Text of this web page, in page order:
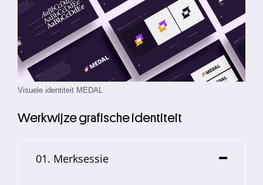
Visuele identiteit MEDAL
Werkwijze grafische identiteit
01. Merksessie